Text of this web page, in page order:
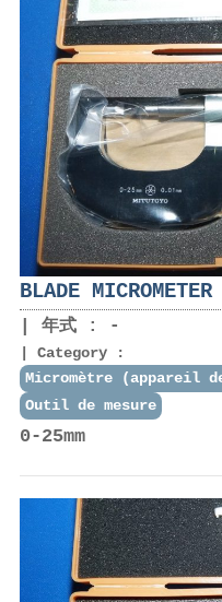
BLADE
年式 : -
Category :
Micromètre (appareil
Outil de mesure
0-25mm